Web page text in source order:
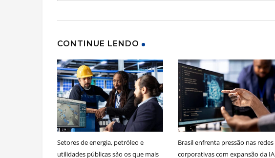
CONTINUE LENDO
Setores de energia, petróleo e
utilidades públicas são os que mais
Brasil enfrenta pressão nas redes
corporativas com expansão da IA